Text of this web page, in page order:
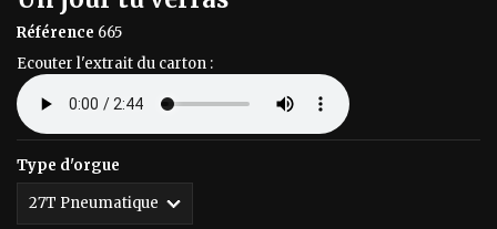
Référence 665
Ecouter l'extrait du carton :
Type d'orgue